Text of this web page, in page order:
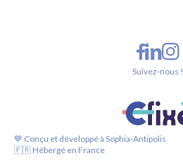
💙 Conçu et développé à Sophia-Antipolis
🇫🇷 Hébergé en France
Suivez-nous !